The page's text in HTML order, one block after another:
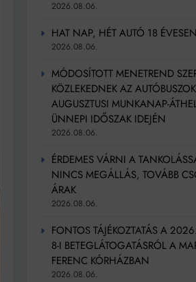
2026.08.06.
HAT NAP, HÉT AUTÓ 18 ÉVESEN
2026.08.06.
MÓDOSÍTOTT MENETREND
KÖZLEKEDNEK AZ
AUGUSZTUSI MUNKANAP-
ÜNNEPI IDŐSZAK IDEJÉN
2026.08.06.
ÉRDEMES VÁRNI A
NINCS MEGÁLLÁS, TOVÁBB
ÁRAK
2026.08.06.
FONTOS TÁJÉKOZTATÁS A
8-I BETEGLÁTOGATÁSRÓL A
FERENC KÓRHÁZBAN
2026.08.06.